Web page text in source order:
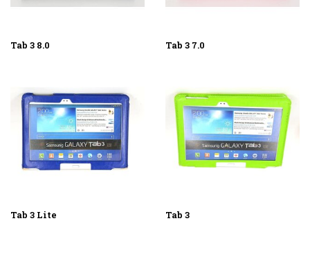
Tab 3 8.0 Tab 3 7.0
Tab 3 Lite Tab 3